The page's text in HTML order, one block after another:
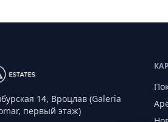
14, Вроцлав (Galeria
первый этаж)